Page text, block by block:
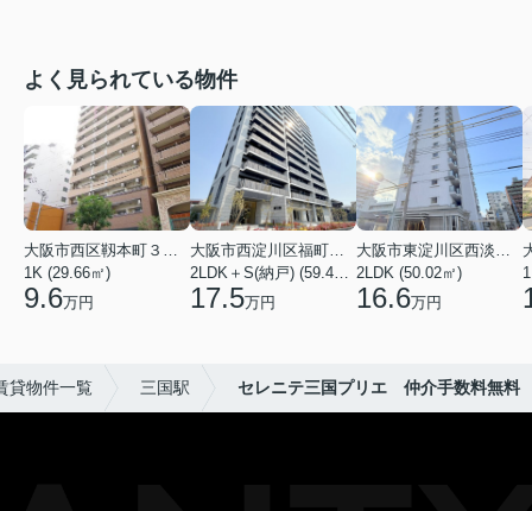
よく見られている物件
大阪市西区靱本町３丁目
1K (29.66㎡)
9.6万円
大阪市西淀川区福町２丁目
2LDK＋S(納戸) (59.48㎡)
17.5万円
大阪市東淀川区西淡路１丁目
2LDK (50.02㎡)
16.6万円
貸物件一覧 三国駅 セレニテ三国プリエ 仲介手数料無料